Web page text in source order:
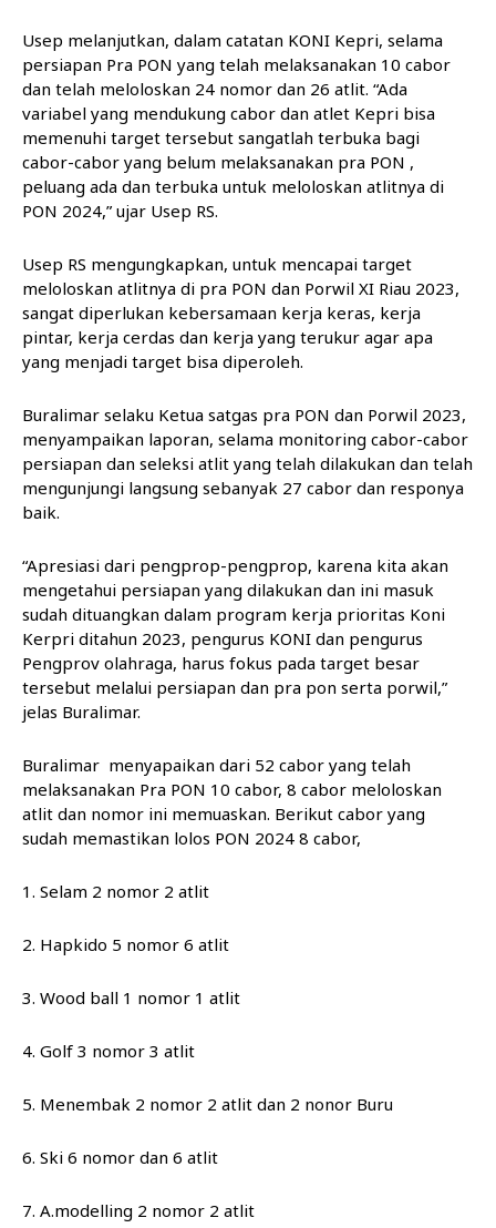
Usep melanjutkan, dalam catatan KONI Kepri, selama
persiapan Pra PON yang telah melaksanakan 10 cabor
dan telah meloloskan 24 nomor dan 26 atlit. “Ada
variabel yang mendukung cabor dan atlet Kepri bisa
memenuhi target tersebut sangatlah terbuka bagi
cabor-cabor yang belum melaksanakan pra PON ,
peluang ada dan terbuka untuk meloloskan atlitnya di
PON 2024,” ujar Usep RS.
Usep RS mengungkapkan, untuk mencapai target
meloloskan atlitnya di pra PON dan Porwil XI Riau 2023,
sangat diperlukan kebersamaan kerja keras, kerja
pintar, kerja cerdas dan kerja yang terukur agar apa
yang menjadi target bisa diperoleh.
Buralimar selaku Ketua satgas pra PON dan Porwil 2023,
menyampaikan laporan, selama monitoring cabor-cabor
persiapan dan seleksi atlit yang telah dilakukan dan telah
mengunjungi langsung sebanyak 27 cabor dan responya
baik.
“Apresiasi dari pengprop-pengprop, karena kita akan
mengetahui persiapan yang dilakukan dan ini masuk
sudah dituangkan dalam program kerja prioritas Koni
Kerpri ditahun 2023, pengurus KONI dan pengurus
Pengprov olahraga, harus fokus pada target besar
tersebut melalui persiapan dan pra pon serta porwil,”
jelas Buralimar.
Buralimar menyapaikan dari 52 cabor yang telah
melaksanakan Pra PON 10 cabor, 8 cabor meloloskan
atlit dan nomor ini memuaskan. Berikut cabor yang
sudah memastikan lolos PON 2024 8 cabor,
1. Selam 2 nomor 2 atlit
2. Hapkido 5 nomor 6 atlit
3. Wood ball 1 nomor 1 atlit
4. Golf 3 nomor 3 atlit
5. Menembak 2 nomor 2 atlit dan 2 nonor Buru
6. Ski 6 nomor dan 6 atlit
7. A.modelling 2 nomor 2 atlit